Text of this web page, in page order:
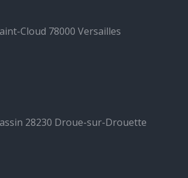
Cloud 78000 Versailles
28230 Droue-sur-Drouette